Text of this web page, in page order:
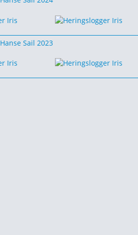
Hanse Sail 2023